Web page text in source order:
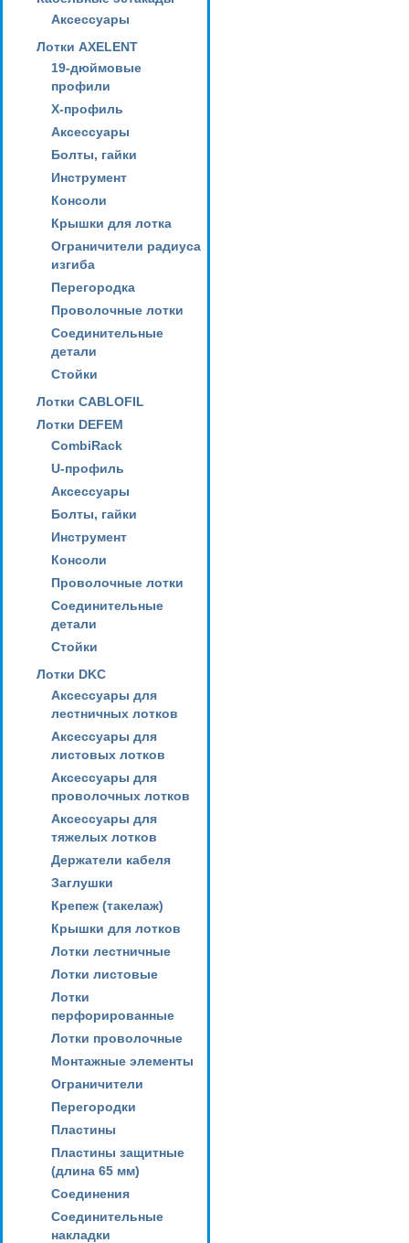
Аксессуары
Лотки AXELENT
19-дюймовые
профили
X-профиль
Аксессуары
Болты, гайки
Инструмент
Консоли
Крышки для лотка
Ограничители радиуса
изгиба
Перегородка
Проволочные лотки
Соединительные
детали
Стойки
Лотки CABLOFIL
Лотки DEFEM
CombiRack
U-профиль
Аксессуары
Болты, гайки
Инструмент
Консоли
Проволочные лотки
Соединительные
детали
Стойки
Лотки DKC
Аксессуары для
лестничных лотков
Аксессуары для
листовых лотков
Аксессуары для
проволочных лотков
Аксессуары для
тяжелых лотков
Держатели кабеля
Заглушки
Крепеж (такелаж)
Крышки для лотков
Лотки лестничные
Лотки листовые
Лотки
перфорированные
Лотки проволочные
Монтажные элементы
Ограничители
Перегородки
Пластины
Пластины защитные
(длина 65 мм)
Соединения
Соединительные
накладки